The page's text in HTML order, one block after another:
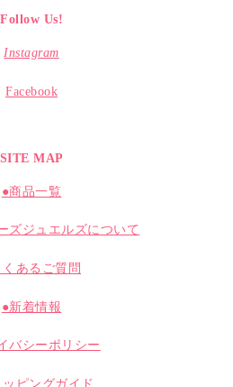
Follow Us!
Instagram
Facebook
SITE MAP
●商品一覧
ズジュエルズについて
くあるご質問
●新着情報
バシーポリシー
ッピングガイド